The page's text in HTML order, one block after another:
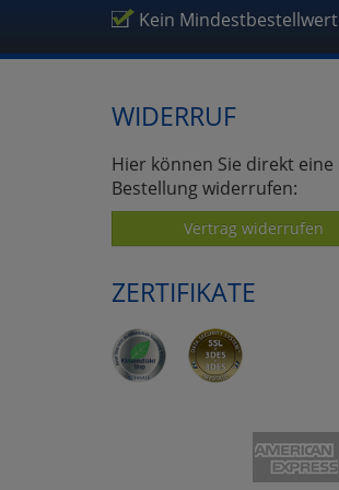
Kein Mindestbestellwert
WIDERRUF
Hier können Sie direkt eine
Bestellung widerrufen:
Vertrag widerrufen
ZERTIFIKATE